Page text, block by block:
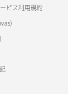
ビス利用規約